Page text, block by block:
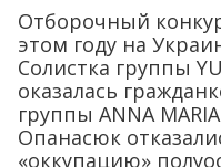
Отборочный
этом году на
Солистка группы
оказалась
группы ANNA
Опанасюк
«оккупацию»